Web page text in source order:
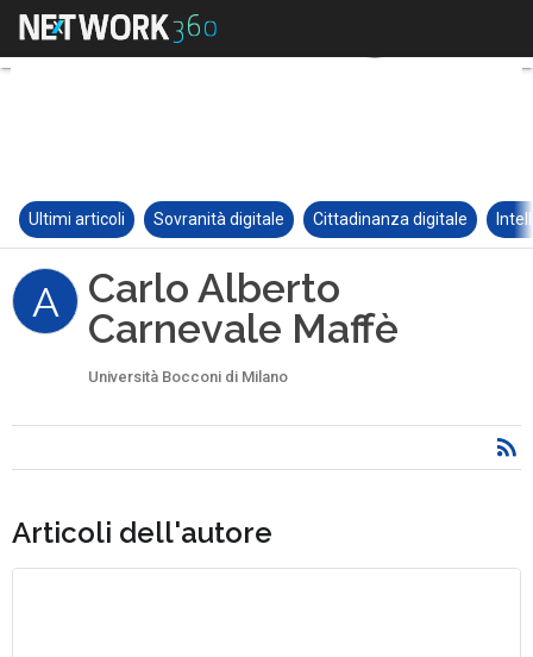
Ultimi articoli Sovranità digitale Cittadinanza digitale
A
Carlo Alberto
Carnevale Maffè
Università Bocconi di Milano
Articoli dell'autore